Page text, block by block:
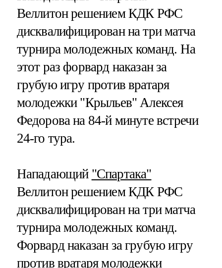
Веллитон решением КДК РФС
дисквалифицирован на три матча
турнира молодежных команд. На
этот раз форвард наказан за
грубую игру против вратаря
молодежки "Крыльев" Алексея
Федорова на 84-й минуте встречи
24-го тура.
Нападающий "Спартака"
Веллитон решением КДК РФС
дисквалифицирован на три матча
турнира молодежных команд.
Форвард наказан за грубую игру
против вратаря молодежки